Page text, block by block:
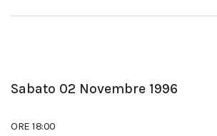
Sabato 02 Novembre 1996
ORE 18:00